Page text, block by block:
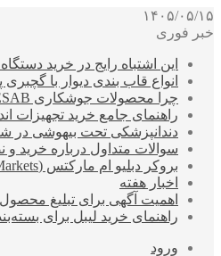
۱۴۰۵/۰۵/۱۵
خبر فوری
این اشتباه رایج در خرید
انواع قاب بندی دیوار با
چرا محصولات جوشکاری ESAB همچنان انتخاب اول صنایع بزرگ هستند؟
راهنمای جامع خرید تجهیزات
دندانپزشکی تحت بیهوشی در
سوالات متداول درباره
بروکر دبلیو ام مارکتس (WM Markets) چیست و چه خدماتی ارائه می‌دهد؟
اخبار هفته
اهمیت آگهی برای تبلیغ
راهنمای خرید لیبل برای
ورود